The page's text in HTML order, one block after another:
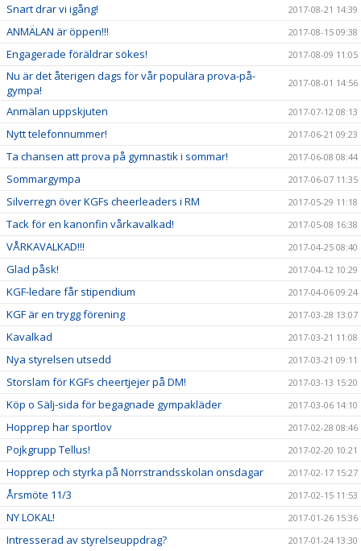
Snart drar vi igång! 2017-08-21 14:39
ANMÄLAN är öppen!!! 2017-08-15 09:38
Engagerade föräldrar sökes! 2017-08-09 11:05
Nu är det återigen dags för vår populära prova-på-
gympa!
2017-08-01 14:56
Anmälan uppskjuten 2017-07-12 08:13
Nytt telefonnummer! 2017-06-21 09:23
Ta chansen att prova på gymnastik i sommar! 2017-06-08 08:44
Sommargympa 2017-06-07 11:35
Silverregn över KGFs cheerleaders i RM 2017-05-29 11:18
Tack för en kanonfin vårkavalkad! 2017-05-08 16:38
VÅRKAVALKAD!!! 2017-04-25 08:40
Glad påsk! 2017-04-12 10:29
KGF-ledare får stipendium 2017-04-06 09:24
KGF är en trygg förening 2017-03-28 13:07
Kavalkad 2017-03-21 11:08
Nya styrelsen utsedd 2017-03-21 09:11
Storslam för KGFs cheertjejer på DM! 2017-03-13 15:20
Köp o Sälj-sida för begagnade gympakläder 2017-03-06 14:10
Hopprep har sportlov 2017-02-28 08:46
Pojkgrupp Tellus! 2017-02-20 10:21
Hopprep och styrka på Norrstrandsskolan onsdagar 2017-02-17 15:27
Årsmöte 11/3 2017-02-15 11:53
NY LOKAL! 2017-01-26 15:36
Intresserad av styrelseuppdrag? 2017-01-24 13:30